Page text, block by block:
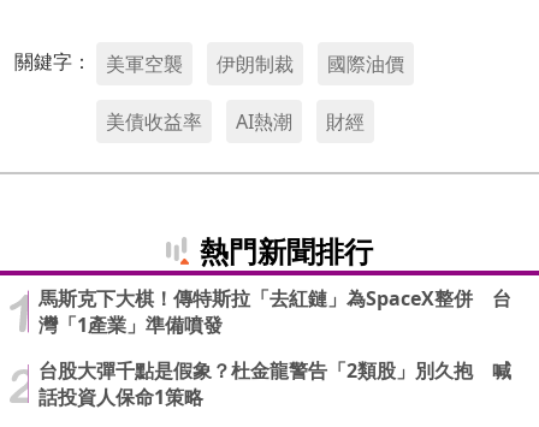
關鍵字： 美軍空襲 伊朗制裁 國際油價
美債收益率 AI熱潮 財經
熱門新聞排行
馬斯克下大棋！傳特斯拉「去紅鏈」為SpaceX整併 台
灣「1產業」準備噴發
台股大彈千點是假象？杜金龍警告「2類股」別久抱 喊
話投資人保命1策略